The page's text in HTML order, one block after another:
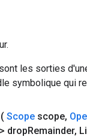
les sorties
symbolique qui
( Scope scope,
dropRemainder,